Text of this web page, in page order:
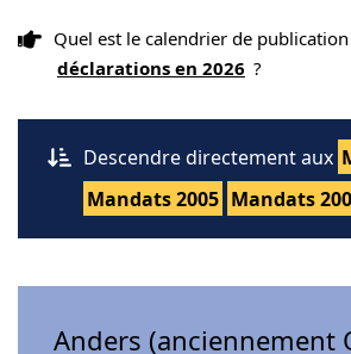
Quel est le calendrier de
déclarations en 2026 ?
Descendre directement aux
Mandats 2005 Mandats
Anders (anciennement